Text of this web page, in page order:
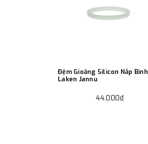
Đệm Gioăng Silicon Nắp Bình
Laken Jannu
44.000₫